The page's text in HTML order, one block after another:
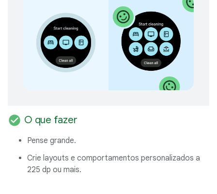
check_circle O que fazer
Pense grande.
Crie layouts e comportamentos personalizados a
225 dp ou mais.